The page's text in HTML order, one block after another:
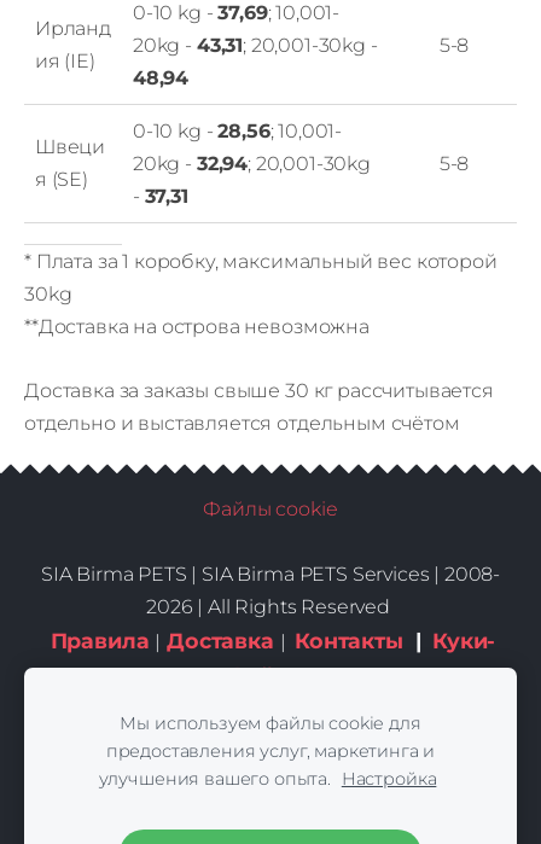
Ирланд
ия (IE)
0-10 kg -37,69; 10,001-
20kg - 43,31; 20,001-30kg -
48,94
5-8
Швеци
я (SE)
0-10 kg -28,56; 10,001-
20kg - 32,94; 20,001-30kg
- 37,31
5-8
* Плата за 1 коробку, максимальный вес которой
30kg
**Доставка на острова невозможна
Доставка за заказы свыше 30 кг рассчитывается
отдельно и выставляется отдельным счётом
Файлы cookie
SIA Birma PETS |
SIA Birma PETS Services | 2008-
2026 | All Rights Reserved
Правила Доставка Контакты | Куки-
файлы
Мы используем файлы cookie для
предоставления услуг, маркетинга и
улучшения вашего опыта.
Настройка